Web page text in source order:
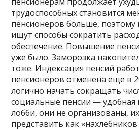
трудоспособных становится
пенсионеров больше, поэтому
ищут способы сократить
обеспечение. Повышение
уже было. Заморозка
тоже. Индексация пенсий
пенсионеров отменена еще в
логично начать сокращать
социальные пенсии —
лобби, они не организованы,
представить как